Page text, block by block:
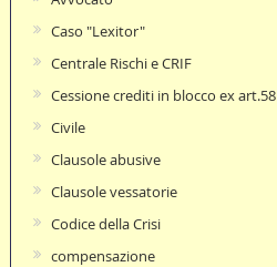
Caso "Lexitor"
Centrale Rischi e CRIF
Cessione crediti in blocco ex art.58
Civile
Clausole abusive
Clausole vessatorie
Codice della Crisi
compensazione